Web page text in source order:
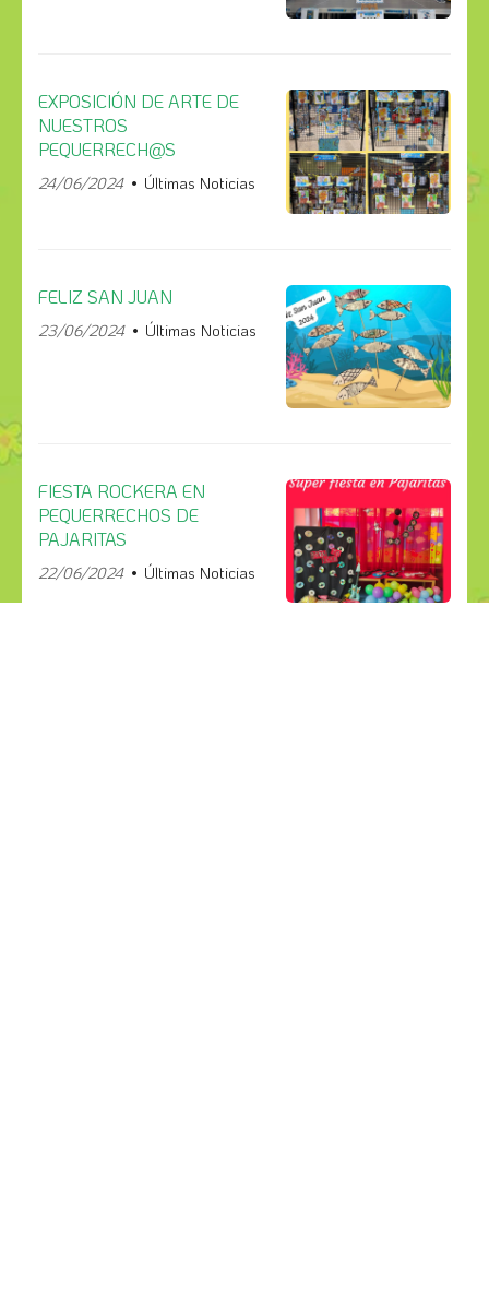
EXPOSICIÓN DE ARTE DE
NUESTROS
PEQUERRECH@S
24/06/2024 Últimas Noticias
FELIZ SAN JUAN
23/06/2024 Últimas Noticias
FIESTA ROCKERA EN
PEQUERRECHOS DE
PAJARITAS
22/06/2024 Últimas Noticias